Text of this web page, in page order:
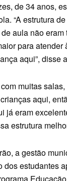
de 34 anos,
“A estrutura
aula não
para
aqui”, disse
muitas
aqui,
já eram
estrutura
a gestão
estudantes